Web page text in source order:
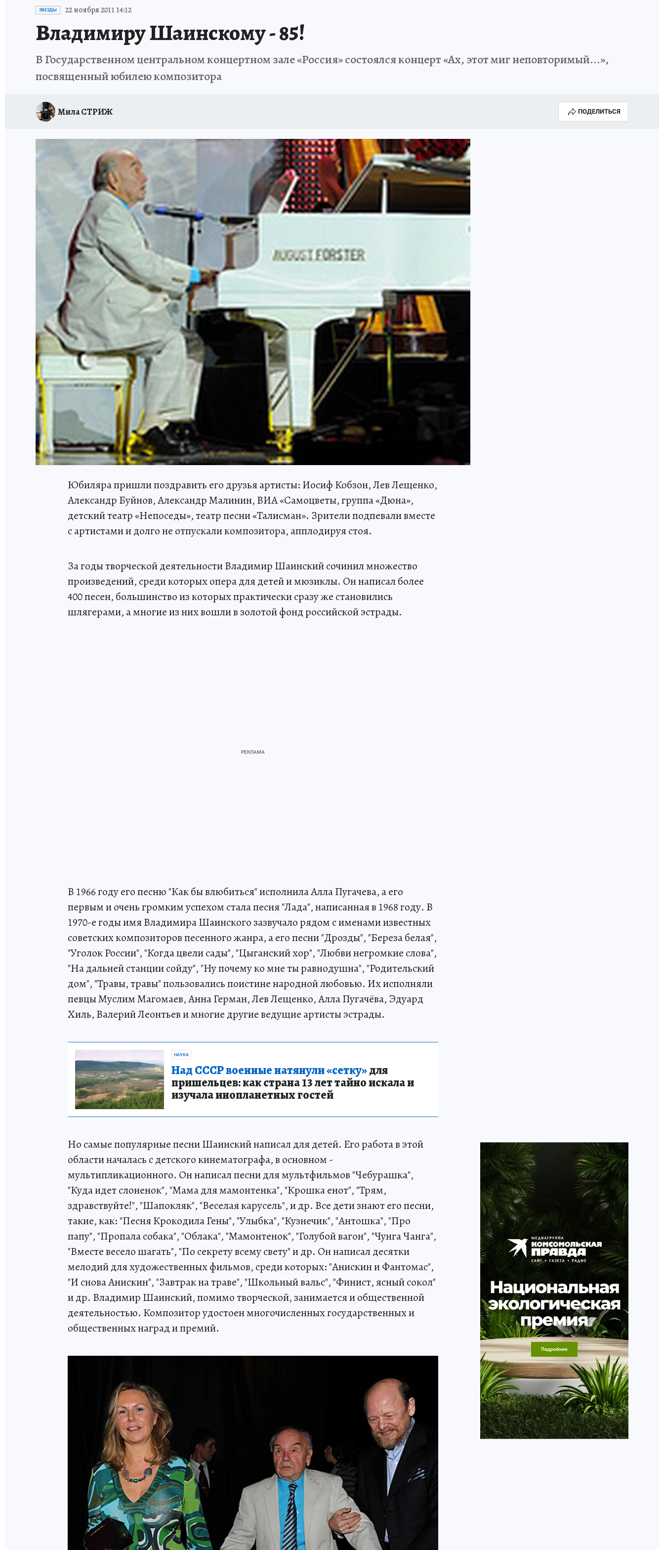
ИСПЫТАНО НА СЕБЕ
ЗВЕЗДЫ 22 ноября 2011 14:12
Владимиру Шаинскому - 85!
В Государственном центральном концертном зале «Россия» состоялся концерт «Ах, этот миг неповторимый...»,
посвященный юбилею композитора
Мила СТРИЖ ПОДЕЛИТЬСЯ
Юбиляра пришли поздравить его друзья артисты: Иосиф Кобзон, Лев Лещенко,
Александр Буйнов, Александр Малинин, ВИА «Самоцветы, группа «Дюна»,
детский театр «Непоседы», театр песни «Талисман». Зрители подпевали вместе
с артистами и долго не отпускали композитора, апплодируя стоя.
За годы творческой деятельности Владимир Шаинский сочинил множество
произведений, среди которых опера для детей и мюзиклы. Он написал более
400 песен, большинство из которых практически сразу же становились
шлягерами, а многие из них вошли в золотой фонд российской эстрады.
В 1966 году его песню "Как бы влюбиться" исполнила Алла Пугачева, а его
первым и очень громким успехом стала песня "Лада", написанная в 1968 году. В
1970-е годы имя Владимира Шаинского зазвучало рядом с именами известных
советских композиторов песенного жанра, а его песни "Дрозды", "Береза белая",
"Уголок России", "Когда цвели сады", "Цыганский хор", "Любви негромкие слова",
"На дальней станции сойду", "Ну почему ко мне ты равнодушна", "Родительский
дом", "Травы, травы" пользовались поистине народной любовью. Их исполняли
певцы Муслим Магомаев, Анна Герман, Лев Лещенко, Алла Пугачёва, Эдуард
Хиль, Валерий Леонтьев и многие другие ведущие артисты эстрады.
НАУКА
Над СССР военные натянули «сетку»для
пришельцев: как страна 13 лет тайно искала и
изучала инопланетных гостей
Но самые популярные песни Шаинский написал для детей. Его работа в этой
области началась с детского кинематографа, в основном -
мультипликационного. Он написал песни для мультфильмов "Чебурашка",
"Куда идет слоненок", "Мама для мамонтенка", "Крошка енот", "Трям,
здравствуйте!", "Шапокляк", "Веселая карусель", и др. Все дети знают его песни,
такие, как: "Песня Крокодила Гены", "Улыбка", "Кузнечик", "Антошка", "Про
папу", "Пропала собака", "Облака", "Мамонтенок", "Голубой вагон", "Чунга Чанга",
"Вместе весело шагать", "По секрету всему свету" и др. Он написал десятки
мелодий для художественных фильмов, среди которых: "Анискин и Фантомас",
"И снова Анискин", "Завтрак на траве", "Школьный вальс", "Финист, ясный сокол"
и др. Владимир Шаинский, помимо творческой, занимается и общественной
деятельностью. Композитор удостоен многочисленных государственных и
общественных наград и премий.